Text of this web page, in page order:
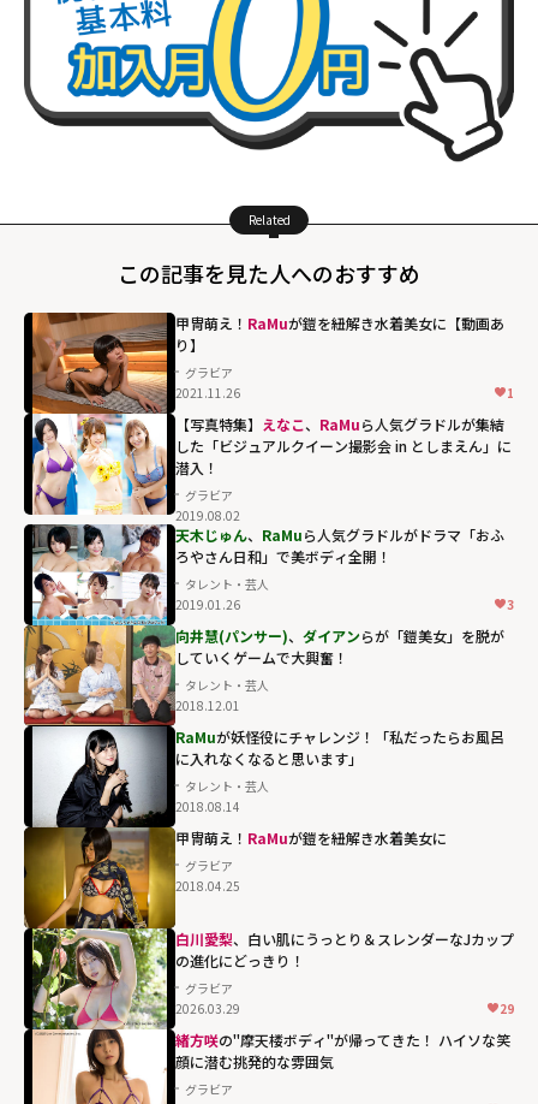
Related
この記事を見た人へのおすすめ
甲冑萌え！ RaMuが鎧を紐解き水着美女に【動画あ
り】
グラビア
2021.11.26
1
【写真特集】 えなこ、 RaMuら人気グラドルが集結
した「ビジュアルクイーン撮影会 in としまえん」に
潜入！
グラビア
2019.08.02
天木じゅん、 RaMuら人気グラドルがドラマ「おふ
ろやさん日和」で美ボディ全開！
タレント・芸人
2019.01.26
3
向井慧(パンサー)、 ダイアンらが「鎧美女」を脱が
していくゲームで大興奮！
タレント・芸人
2018.12.01
RaMuが妖怪役にチャレンジ！「私だったらお風呂
に入れなくなると思います」
タレント・芸人
2018.08.14
甲冑萌え！ RaMuが鎧を紐解き水着美女に
グラビア
2018.04.25
白川愛梨、白い肌にうっとり＆スレンダーなJカップ
の進化にどっきり！
グラビア
2026.03.29
29
緒方咲の"摩天楼ボディ"が帰ってきた！ ハイソな笑
顔に潜む挑発的な雰囲気
グラビア